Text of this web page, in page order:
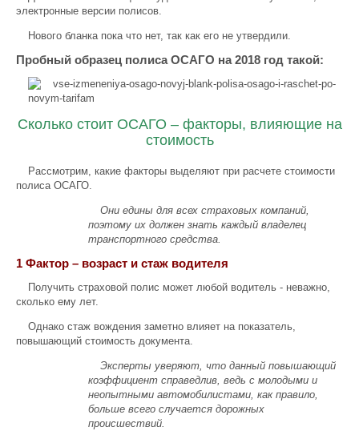
электронные версии полисов.
Нового бланка пока что нет, так как его не утвердили.
Пробный образец полиса ОСАГО на 2018 год такой:
Сколько стоит ОСАГО – факторы, влияющие на
стоимость
Рассмотрим, какие факторы выделяют при расчете стоимости
полиса ОСАГО.
Они едины для всех страховых компаний,
поэтому их должен знать каждый владелец
транспортного средства.
1 Фактор – возраст и стаж водителя
Получить страховой полис может любой водитель - неважно,
сколько ему лет.
Однако стаж вождения заметно влияет на показатель,
повышающий стоимость документа.
Эксперты уверяют, что данный повышающий
коэффициент справедлив, ведь с молодыми и
неопытными автомобилистами, как правило,
больше всего случается дорожных
происшествий.